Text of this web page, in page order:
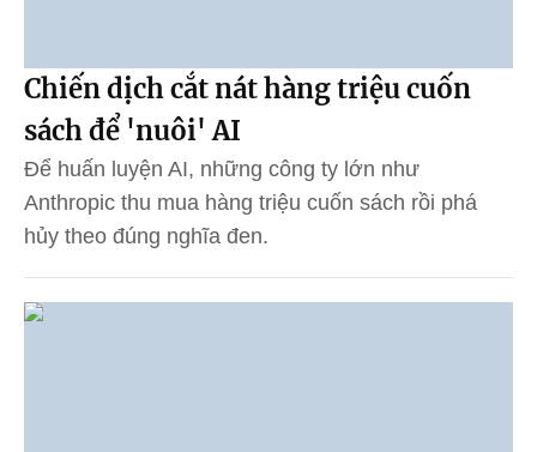
Chiến dịch cắt nát hàng triệu cuốn
sách để 'nuôi' AI
Để huấn luyện AI, những công ty lớn như
Anthropic thu mua hàng triệu cuốn sách rồi phá
hủy theo đúng nghĩa đen.